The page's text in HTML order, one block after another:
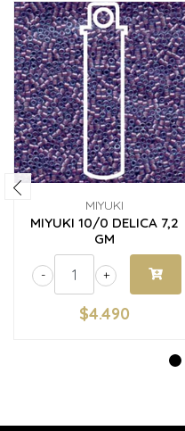
MIYUKI
MIYUKI 10/0 DELICA 7,2
GM
+
-
$4.490